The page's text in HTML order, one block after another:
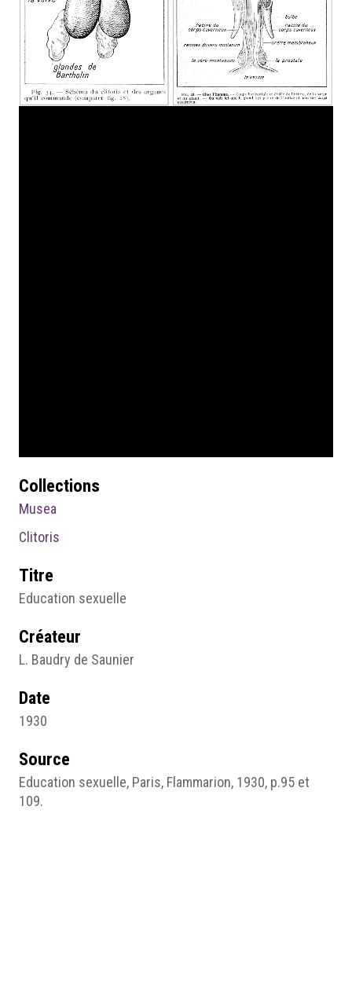
Collections
Musea
Clitoris
Titre
Education sexuelle
Créateur
L. Baudry de Saunier
Date
1930
Source
Education sexuelle, Paris, Flammarion, 1930, p.95 et
109.